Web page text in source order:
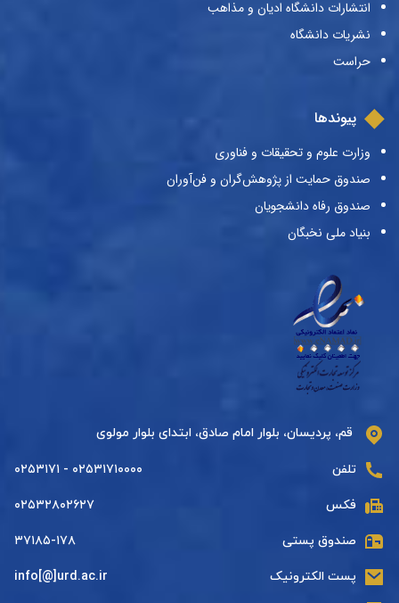
انتشارات دانشگاه ادیان و مذاهب
نشریات دانشگاه
حراست
پیوندها
وزارت علوم و تحقیقات و فناوری
صندوق حمایت از پژوهش‌گران و فن‌آوران
صندوق رفاه دانشجویان
بنیاد ملی نخبگان
قم، پردیسان، بلوار امام صادق، ابتدای بلوار مولوی
تلفن ۰۲۵۳۱۷۱۰۰۰۰ - ۰۲۵۳۱۷۱
فکس ۰۲۵۳۲۸۰۲۶۲۷
صندوق پستی ۳۷۱۸۵-۱۷۸
پست الکترونیک info[@]urd.ac.ir